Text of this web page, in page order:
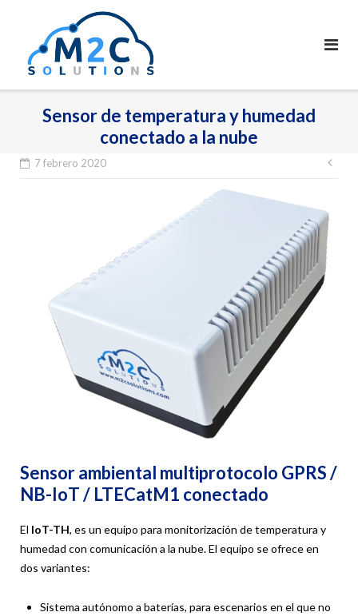
contenido
Sensor de temperatura y humedad
conectado a la nube
7 febrero 2020
Sensor ambiental multiprotocolo GPRS /
NB-IoT / LTECatM1 conectado
El IoT-TH, es un equipo para monitorización de temperatura y
humedad con comunicación a la nube. El equipo se ofrece en
dos variantes:
Sistema autónomo a baterías, para escenarios en el que no